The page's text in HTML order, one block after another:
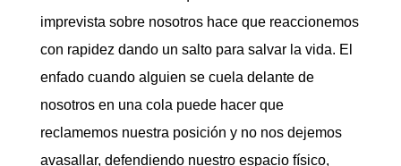
imprevista sobre nosotros hace que reaccionemos
con rapidez dando un salto para salvar la vida. El
enfado cuando alguien se cuela delante de
nosotros en una cola puede hacer que
reclamemos nuestra posición y no nos dejemos
avasallar, defendiendo nuestro espacio físico,